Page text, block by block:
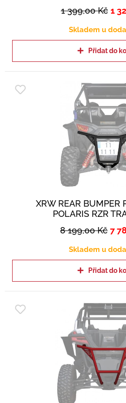
1 399,00Kč 1
Skladem u
Přidat do
XRW REAR BUMPER
POLARIS RZR
8 199,00Kč 7
Skladem u
Přidat do